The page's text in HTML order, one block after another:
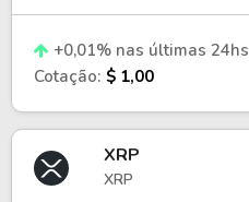
+0,01% nas últimas 24hs
Cotação: $ 1,00
XRP
XRP